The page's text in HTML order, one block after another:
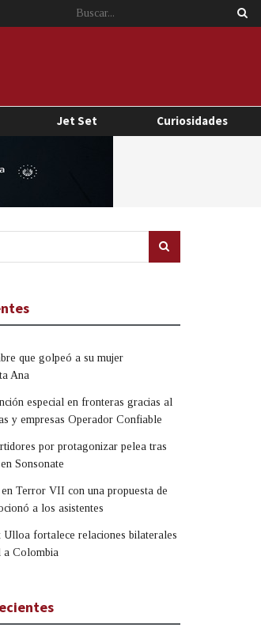
Jet Set Curiosidades
que golpeó a su mujer
Ana
especial en fronteras gracias al
y empresas Operador Confiable
por protagonizar pelea tras
Sonsonate
Terror VII con una propuesta de
a los asistentes
Ulloa fortalece relaciones bilaterales
a Colombia